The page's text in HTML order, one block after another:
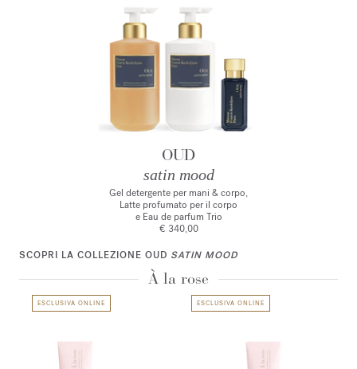
OUD
satin mood
Gel detergente per mani & corpo,
Latte profumato per il corpo
e Eau de parfum Trio
€ 340,00
SCOPRI LA COLLEZIONE OUD SATIN MOOD
À la rose
ESCLUSIVA ONLINE ESCLUSIVA ONLINE